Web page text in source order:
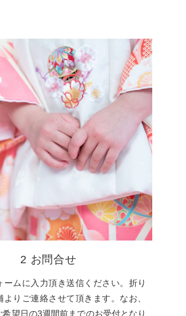
2 お問合せ
ームに入力頂き送信ください。折り
よりご連絡させて頂きます。なお、
希望日の3週間前までのお受付となり